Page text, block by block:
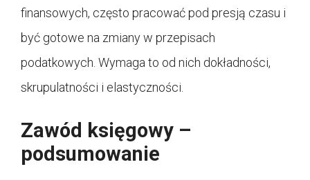
finansowych, często pracować pod presją czasu i
być gotowe na zmiany w przepisach
podatkowych. Wymaga to od nich dokładności,
skrupulatności i elastyczności.
Zawód księgowy –
podsumowanie